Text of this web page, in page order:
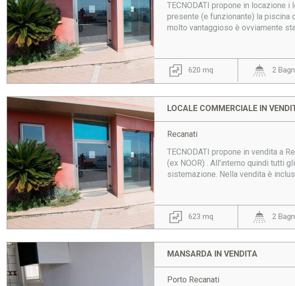
TECNODATI propone in locazione
presente (e funzionante) la piscina
molto vantaggioso è ovviamente
620 mq 2
LOCALE COMMERCIALE IN
Recanati
TECNODATI propone in vendita a
(ex NOOR) . All'interno quindi tutti
sistemazione. Nella vendita è
623 mq 2
MANSARDA IN VENDITA
Porto Recanati